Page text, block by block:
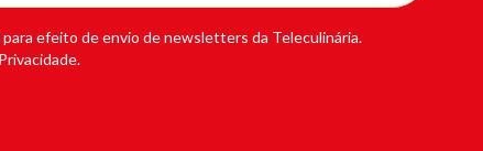
efeito de envio de newsletters da Teleculinária.